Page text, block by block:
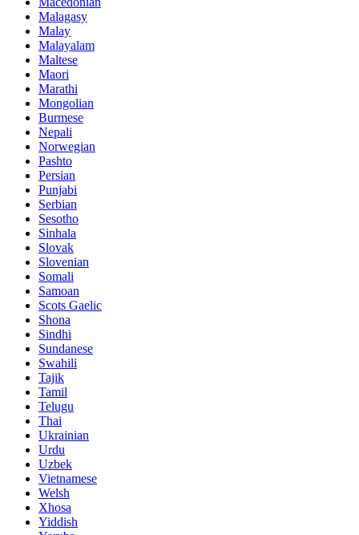
Malagasy
Malay
Malayalam
Maltese
Maori
Marathi
Mongolian
Burmese
Nepali
Norwegian
Pashto
Persian
Punjabi
Serbian
Sesotho
Sinhala
Slovak
Slovenian
Somali
Samoan
Scots Gaelic
Shona
Sindhi
Sundanese
Swahili
Tajik
Tamil
Telugu
Thai
Ukrainian
Urdu
Uzbek
Vietnamese
Welsh
Xhosa
Yiddish